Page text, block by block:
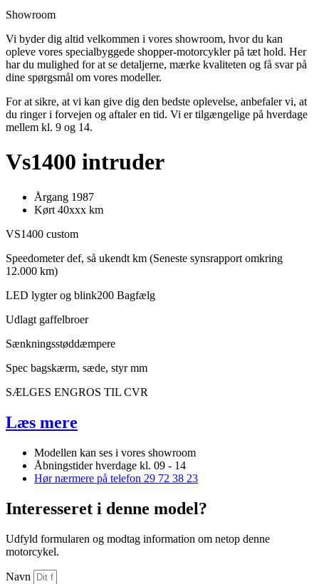
Showroom
Vi byder dig altid velkommen i vores showroom, hvor du kan
opleve vores specialbyggede shopper-motorcykler på tæt hold. Her
har du mulighed for at se detaljerne, mærke kvaliteten og få svar på
dine spørgsmål om vores modeller.
For at sikre, at vi kan give dig den bedste oplevelse, anbefaler vi, at
du ringer i forvejen og aftaler en tid. Vi er tilgængelige på hverdage
mellem kl. 9 og 14.
Vs1400 intruder
Årgang 1987
Kørt 40xxx km
VS1400 custom
Speedometer def, så ukendt km (Seneste synsrapport omkring
12.000 km)
LED lygter og blink200 Bagfælg
Udlagt gaffelbroer
Sænkningsstøddæmpere
Spec bagskærm, sæde, styr mm
SÆLGES ENGROS TIL CVR
Læs mere
Modellen kan ses i vores showroom
Åbningstider hverdage kl. 09 - 14
Hør nærmere på telefon 29 72 38 23
Interesseret i denne model?
Udfyld formularen og modtag information om netop denne
motorcykel.
Navn